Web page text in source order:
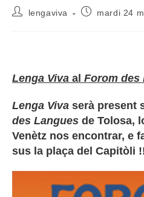
Auteur/autrice
lengaviva
Publication
mardi 24
Lenga Viva al Forom des
Lenga Viva serà present
des Langues de Tolosa,
Venètz nos encontrar, e
sus la plaça del Capitòli